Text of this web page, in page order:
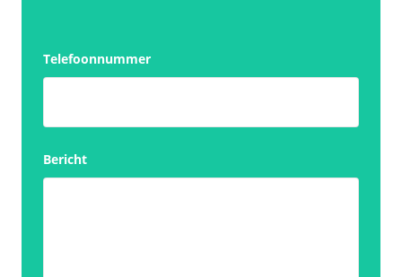
Telefoonnummer
Bericht